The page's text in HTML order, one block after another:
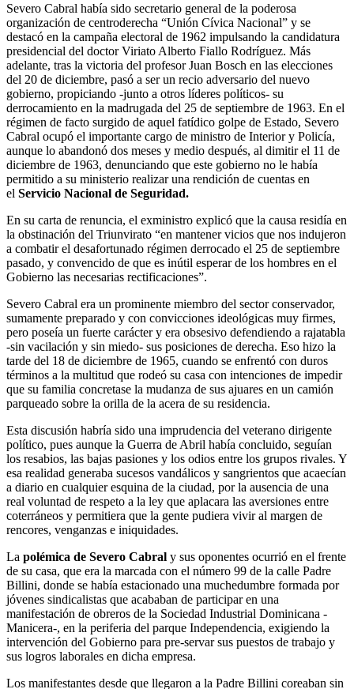
Severo Cabral había sido secretario general de la poderosa
organización de centroderecha “Unión Cívica Nacional” y se
destacó en la campaña electoral de 1962 impulsando la candidatura
presidencial del doctor Viriato Alberto Fiallo Rodríguez. Más
adelante, tras la victoria del profesor Juan Bosch en las elecciones
del 20 de diciembre, pasó a ser un recio adversario del nuevo
gobierno, propiciando -junto a otros líderes políticos- su
derrocamiento en la madrugada del 25 de septiembre de 1963. En el
régimen de facto surgido de aquel fatídico golpe de Estado, Severo
Cabral ocupó el importante cargo de ministro de Interior y Policía,
aunque lo abandonó dos meses y medio después, al dimitir el 11 de
diciembre de 1963, denunciando que este gobierno no le había
permitido a su ministerio realizar una rendición de cuentas en
el Servicio Nacional de Seguridad.
En su carta de renuncia, el exministro explicó que la causa residía en
la obstinación del Triunvirato “en mantener vicios que nos indujeron
a combatir el desafortunado régimen derrocado el 25 de septiembre
pasado, y convencido de que es inútil esperar de los hombres en el
Gobierno las necesarias rectificaciones”.
Severo Cabral era un prominente miembro del sector conservador,
sumamente preparado y con convicciones ideológicas muy firmes,
pero poseía un fuerte carácter y era obsesivo defendiendo a rajatabla
-sin vacilación y sin miedo- sus posiciones de derecha. Eso hizo la
tarde del 18 de diciembre de 1965, cuando se enfrentó con duros
términos a la multitud que rodeó su casa con intenciones de impedir
que su familia concretase la mudanza de sus ajuares en un camión
parqueado sobre la orilla de la acera de su residencia.
Esta discusión habría sido una imprudencia del veterano dirigente
político, pues aunque la Guerra de Abril había concluido, seguían
los resabios, las bajas pasiones y los odios entre los grupos rivales. Y
esa realidad generaba sucesos vandálicos y sangrientos que acaecían
a diario en cualquier esquina de la ciudad, por la ausencia de una
real voluntad de respeto a la ley que aplacara las aversiones entre
coterráneos y permitiera que la gente pudiera vivir al margen de
rencores, venganzas e iniquidades.
La polémica de Severo Cabral y sus oponentes ocurrió en el frente
de su casa, que era la marcada con el número 99 de la calle Padre
Billini, donde se había estacionado una muchedumbre formada por
jóvenes sindicalistas que acababan de participar en una
manifestación de obreros de la Sociedad Industrial Dominicana -
Manicera-, en la periferia del parque Independencia, exigiendo la
intervención del Gobierno para pre-servar sus puestos de trabajo y
sus logros laborales en dicha empresa.
Los manifestantes desde que llegaron a la Padre Billini coreaban sin